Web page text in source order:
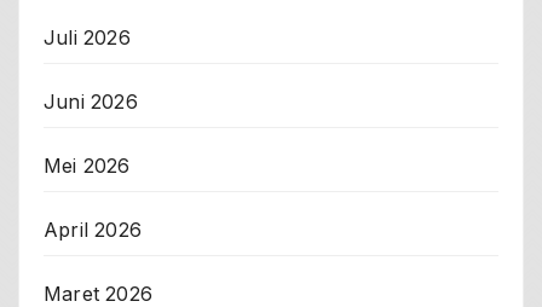
Juli 2026
Juni 2026
Mei 2026
April 2026
Maret 2026